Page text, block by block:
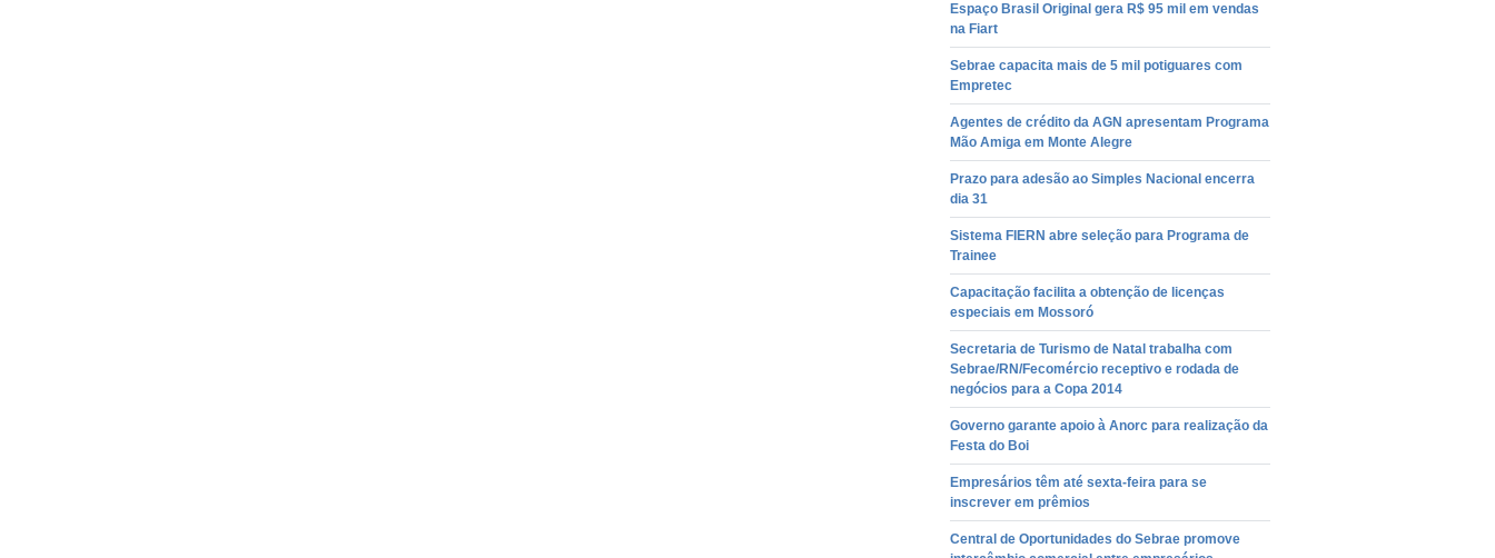
Espaço Brasil Original gera R$ 95 mil em vendas
na Fiart
Sebrae capacita mais de 5 mil potiguares com
Empretec
Agentes de crédito da AGN apresentam Programa
Mão Amiga em Monte Alegre
Prazo para adesão ao Simples Nacional encerra
dia 31
Sistema FIERN abre seleção para Programa de
Trainee
Capacitação facilita a obtenção de licenças
especiais em Mossoró
Secretaria de Turismo de Natal trabalha com
Sebrae/RN/Fecomércio receptivo e rodada de
negócios para a Copa 2014
Governo garante apoio à Anorc para realização da
Festa do Boi
Empresários têm até sexta-feira para se
inscrever em prêmios
Central de Oportunidades do Sebrae promove